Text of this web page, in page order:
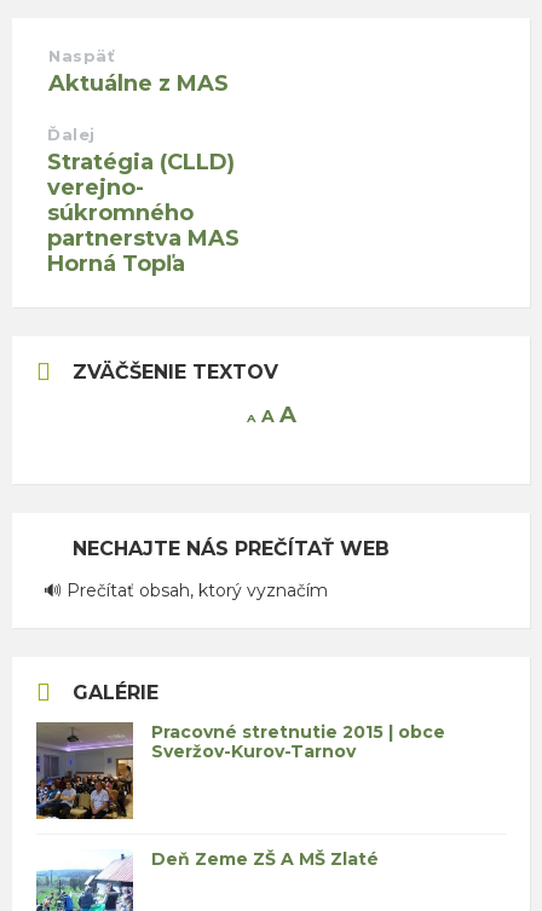
Naspäť
Aktuálne z MAS
Ďalej
Stratégia (CLLD)
verejno-
súkromného
partnerstva MAS
Horná Topľa
ZVÄČŠENIE TEXTOV
A Decrease
AReset
AIncrease
NECHAJTE NÁS PREČÍTAŤ WEB
🔊 Prečítať obsah, ktorý vyznačím
GALÉRIE
Pracovné stretnutie 2015 | obce
Sveržov-Kurov-Tarnov
Deň Zeme ZŠ A MŠ Zlaté